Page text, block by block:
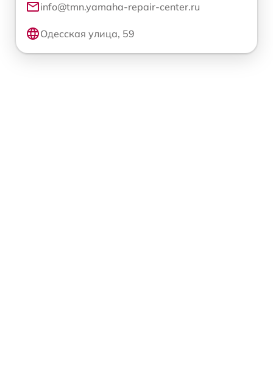
info@tmn.yamaha-repair-center.ru
Одесская улица, 59